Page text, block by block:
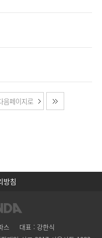
음페이지로
방침
스
대표 : 강한식